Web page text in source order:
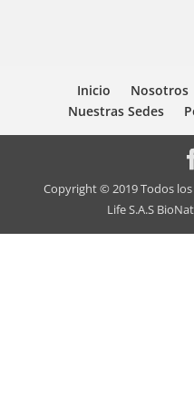
Inicio Nosotros
Nuestras Sedes
Copyright © 2019 Todos
Life S.A.S